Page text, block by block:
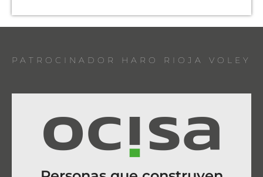
PATROCINADOR HARO RIOJA VOLEY